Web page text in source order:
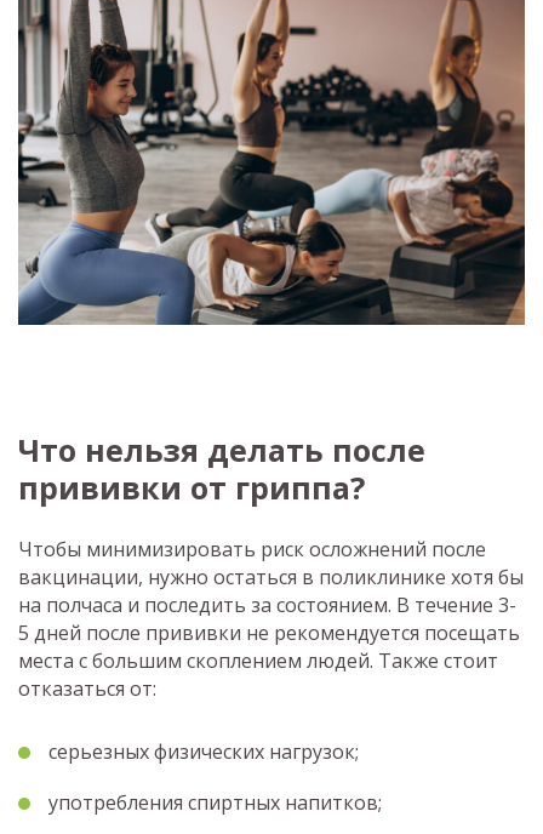
Что нельзя делать после
прививки от гриппа?
Чтобы минимизировать риск осложнений после
вакцинации, нужно остаться в поликлинике хотя бы
на полчаса и последить за состоянием. В течение 3-
5 дней после прививки не рекомендуется посещать
места с большим скоплением людей. Также стоит
отказаться от:
серьезных физических нагрузок;
употребления спиртных напитков;